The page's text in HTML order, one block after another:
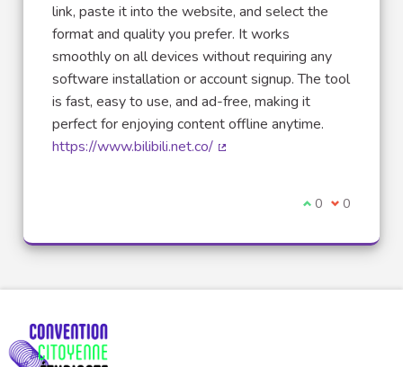
link, paste it into the website, and select the
format and quality you prefer. It works
smoothly on all devices without requiring any
software installation or account signup. The tool
is fast, easy to use, and ad-free, making it
perfect for enjoying content offline anytime.
https://www.bilibili.net.co/
Je suis d'accord
0 Je ne suis
0